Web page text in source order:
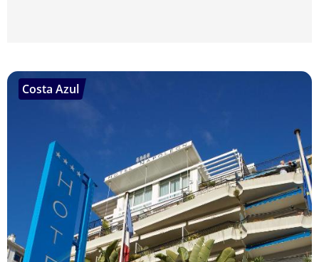
Costa Azul